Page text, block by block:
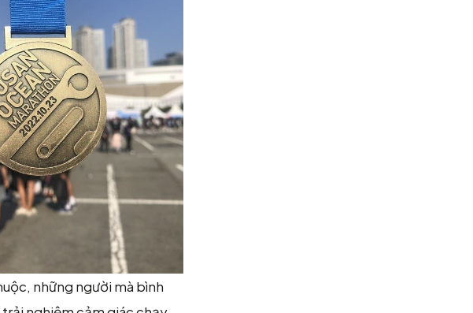
những người mà bình